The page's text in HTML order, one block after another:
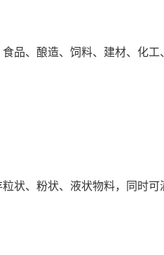
品、酿造、饲料、建材、化工
状、粉状、液状物料，同时可